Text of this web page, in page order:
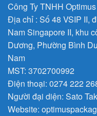
Công Ty TNHH
Địa chỉ : Số 48 VSIP II,
Nam Singapore II, khu
Dương, Phường Bình
Nam
MST: 3702700992
Điện thoại: 0274 222
Người đại diện: Sato
Website: